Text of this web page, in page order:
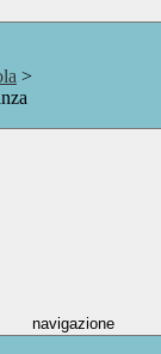
>
navigazione